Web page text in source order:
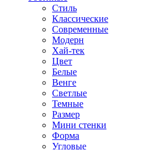
Стиль
Классические
Современные
Модерн
Хай-тек
Цвет
Белые
Венге
Светлые
Темные
Размер
Мини стенки
Форма
Угловые